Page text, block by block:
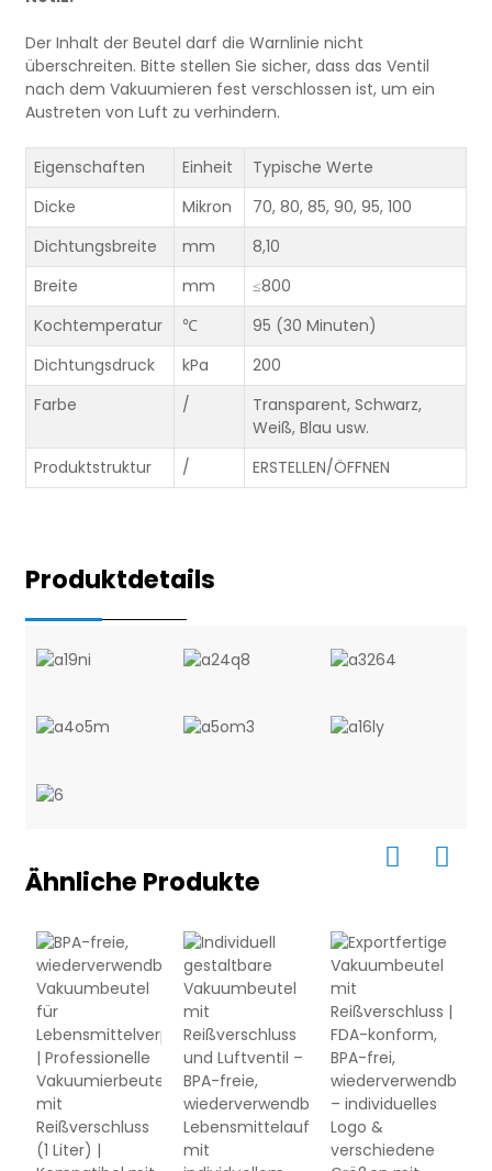
Der Inhalt der Beutel darf die Warnlinie nicht
überschreiten. Bitte stellen Sie sicher, dass das Ventil
nach dem Vakuumieren fest verschlossen ist, um ein
Austreten von Luft zu verhindern.
Eigenschaften Einheit
Typische Werte
Dicke
Mikron
70, 80, 85, 90, 95, 100
Dichtungsbreite
mm
8,10
Breite
mm
≤800
Kochtemperatur
℃
95 (30 Minuten)
Dichtungsdruck
kPa
200
Farbe
/
Transparent, Schwarz,
Weiß, Blau usw.
Produktstruktur
/ ERSTELLEN/ÖFFNEN
Produktdetails
Ähnliche Produkte